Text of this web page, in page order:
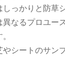
っかりと防草
なるプロユー
シートのサン